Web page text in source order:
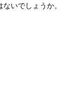
いでしょうか。